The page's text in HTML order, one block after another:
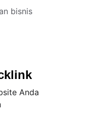
bisnis
Anda